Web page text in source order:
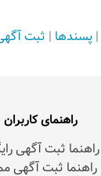
| پسندها | ثبت
راهنمای کاربران
راهنما ثبت آگهی
راهنما ثبت آگهی